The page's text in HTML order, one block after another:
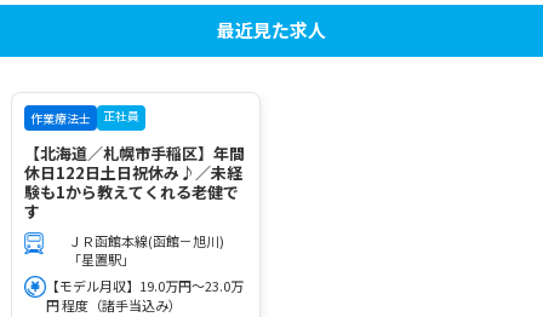
最近見た求人
作業療法士 正社員
【北海道／札幌市手稲区】年間
休日122日土日祝休み♪／未経
験も1から教えてくれる老健で
す
ＪＲ函館本線(函館－旭川)
「星置駅」
【モデル月収】19.0万円～23.0万
円 程度（諸手当込み）